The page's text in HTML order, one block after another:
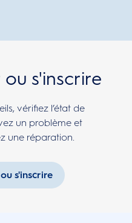
s'inscrire
vérifiez l’état de
un problème et
une réparation.
s'inscrire